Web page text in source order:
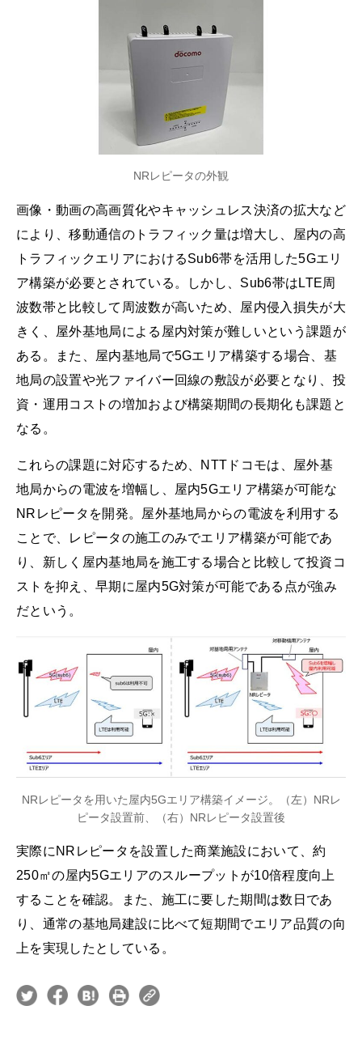
NRレピータの外観
画像・動画の高画質化やキャッシュレス決済の拡大など
により、移動通信のトラフィック量は増大し、屋内の高
トラフィックエリアにおけるSub6帯を活用した5Gエリ
ア構築が必要とされている。しかし、Sub6帯はLTE周
波数帯と比較して周波数が高いため、屋内侵入損失が大
きく、屋外基地局による屋内対策が難しいという課題が
ある。また、屋内基地局で5Gエリア構築する場合、基
地局の設置や光ファイバー回線の敷設が必要となり、投
資・運用コストの増加および構築期間の長期化も課題と
なる。
これらの課題に対応するため、NTTドコモは、屋外基
地局からの電波を増幅し、屋内5Gエリア構築が可能な
NRレピータを開発。屋外基地局からの電波を利用する
ことで、レピータの施工のみでエリア構築が可能であ
り、新しく屋内基地局を施工する場合と比較して投資コ
ストを抑え、早期に屋内5G対策が可能である点が強み
だという。
NRレピータを用いた屋内5Gエリア構築イメージ。（左）NRレ
ピータ設置前、（右）NRレピータ設置後
実際にNRレピータを設置した商業施設において、約
250㎡の屋内5Gエリアのスループットが10倍程度向上
することを確認。また、施工に要した期間は数日であ
り、通常の基地局建設に比べて短期間でエリア品質の向
上を実現したとしている。